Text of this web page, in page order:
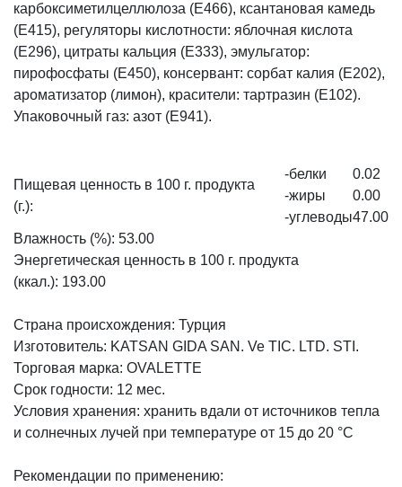
карбоксиметилцеллюлоза (Е466), ксантановая камедь
(Е415), регуляторы кислотности: яблочная кислота
(Е296), цитраты кальция (Е333), эмульгатор:
пирофосфаты (Е450), консервант: сорбат калия (Е202),
ароматизатор (лимон), красители: тартразин (Е102).
Упаковочный газ: азот (Е941).
Пищевая ценность в 100 г. продукта
(г.):
-белки
0.02
-жиры
0.00
-углеводы47.00
Влажность (%): 53.00
Энергетическая ценность в 100 г. продукта
(ккал.): 193.00
Страна происхождения: Турция
Изготовитель: KATSAN GIDA SAN. Ve TIC. LTD. STI.
Торговая марка: OVALETTE
Срок годности: 12 мес.
Условия хранения: хранить вдали от источников тепла
и солнечных лучей при температуре от 15 до 20 °C
Рекомендации по применению: